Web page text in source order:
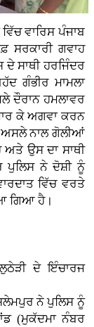
ਵਾਰਿਸ ਪੰਜਾਬ
ਸਰਕਾਰੀ ਗਵਾਹ
ਦੇ ਸਾਥੀ ਹਰਜਿੰਦਰ
ਗੰਭੀਰ ਮਾਮਲਾ
ਦੌਰਾਨ ਹਮਲਾਵਰ
ਕੇ ਅਗਵਾ ਕਰਨ
ਅਸਲੇ ਨਾਲ ਗੋਲੀਆਂ
ਅਤੇ ਉਸ ਦਾ ਸਾਥੀ
ਪੁਲਿਸ ਨੇ ਦੋਸ਼ੀ ਨੂੰ
ਵਿੱਚ ਵਰਤੇ
ਗਿਆ ਹੈ।
ਦੇ ਇੰਚਾਰਜ
ਨੇ ਪੁਲਿਸ ਨੂੰ
(ਮੁਕੱਦਮਾ ਨੰਬਰ